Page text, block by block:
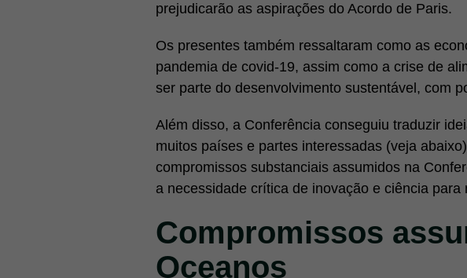
prejudicarão as aspirações do Acordo de Paris.
Os presentes também ressaltaram como as
pandemia de covid-19, assim como a crise de
ser parte do desenvolvimento sustentável, com
Além disso, a Conferência conseguiu traduzir
muitos países e partes interessadas (veja
compromissos substanciais assumidos na
a necessidade crítica de inovação e ciência para
Compromissos
Oceanos